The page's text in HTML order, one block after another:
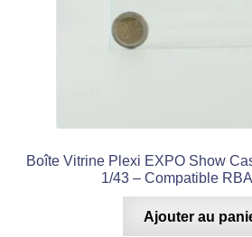
Boîte Vitrine Plexi EXPO Show
1/43 – Compatible
Ajouter au